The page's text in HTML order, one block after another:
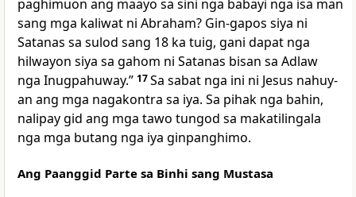
paghimuon ang maayo sa sini nga babayi nga isa man
sang mga kaliwat ni Abraham? Gin-gapos siya ni
Satanas sa sulod sang 18 ka tuig, gani dapat nga
hilwayon siya sa gahom ni Satanas bisan sa Adlaw
nga Inugpahuway.” 17Sa sabat nga ini ni Jesus nahuy-
an ang mga nagakontra sa iya. Sa pihak nga bahin,
nalipay gid ang mga tawo tungod sa makatilingala
nga mga butang nga iya ginpanghimo.
Ang Paanggid Parte sa Binhi sang Mustasa